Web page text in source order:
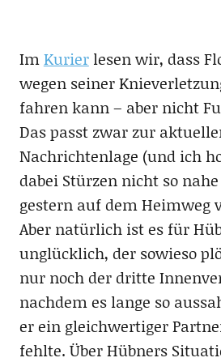
ImKurierlesen wir, dass
wegen seiner
fahren kann – aber nicht
Das passt zwar zur
Nachrichtenlage (und ich
dabei Stürzen nicht so
gestern auf dem Heimweg
Aber natürlich ist es für
unglücklich, der sowieso
nur noch der dritte
nachdem es lange so
er ein gleichwertiger
fehlte. Über Hübners